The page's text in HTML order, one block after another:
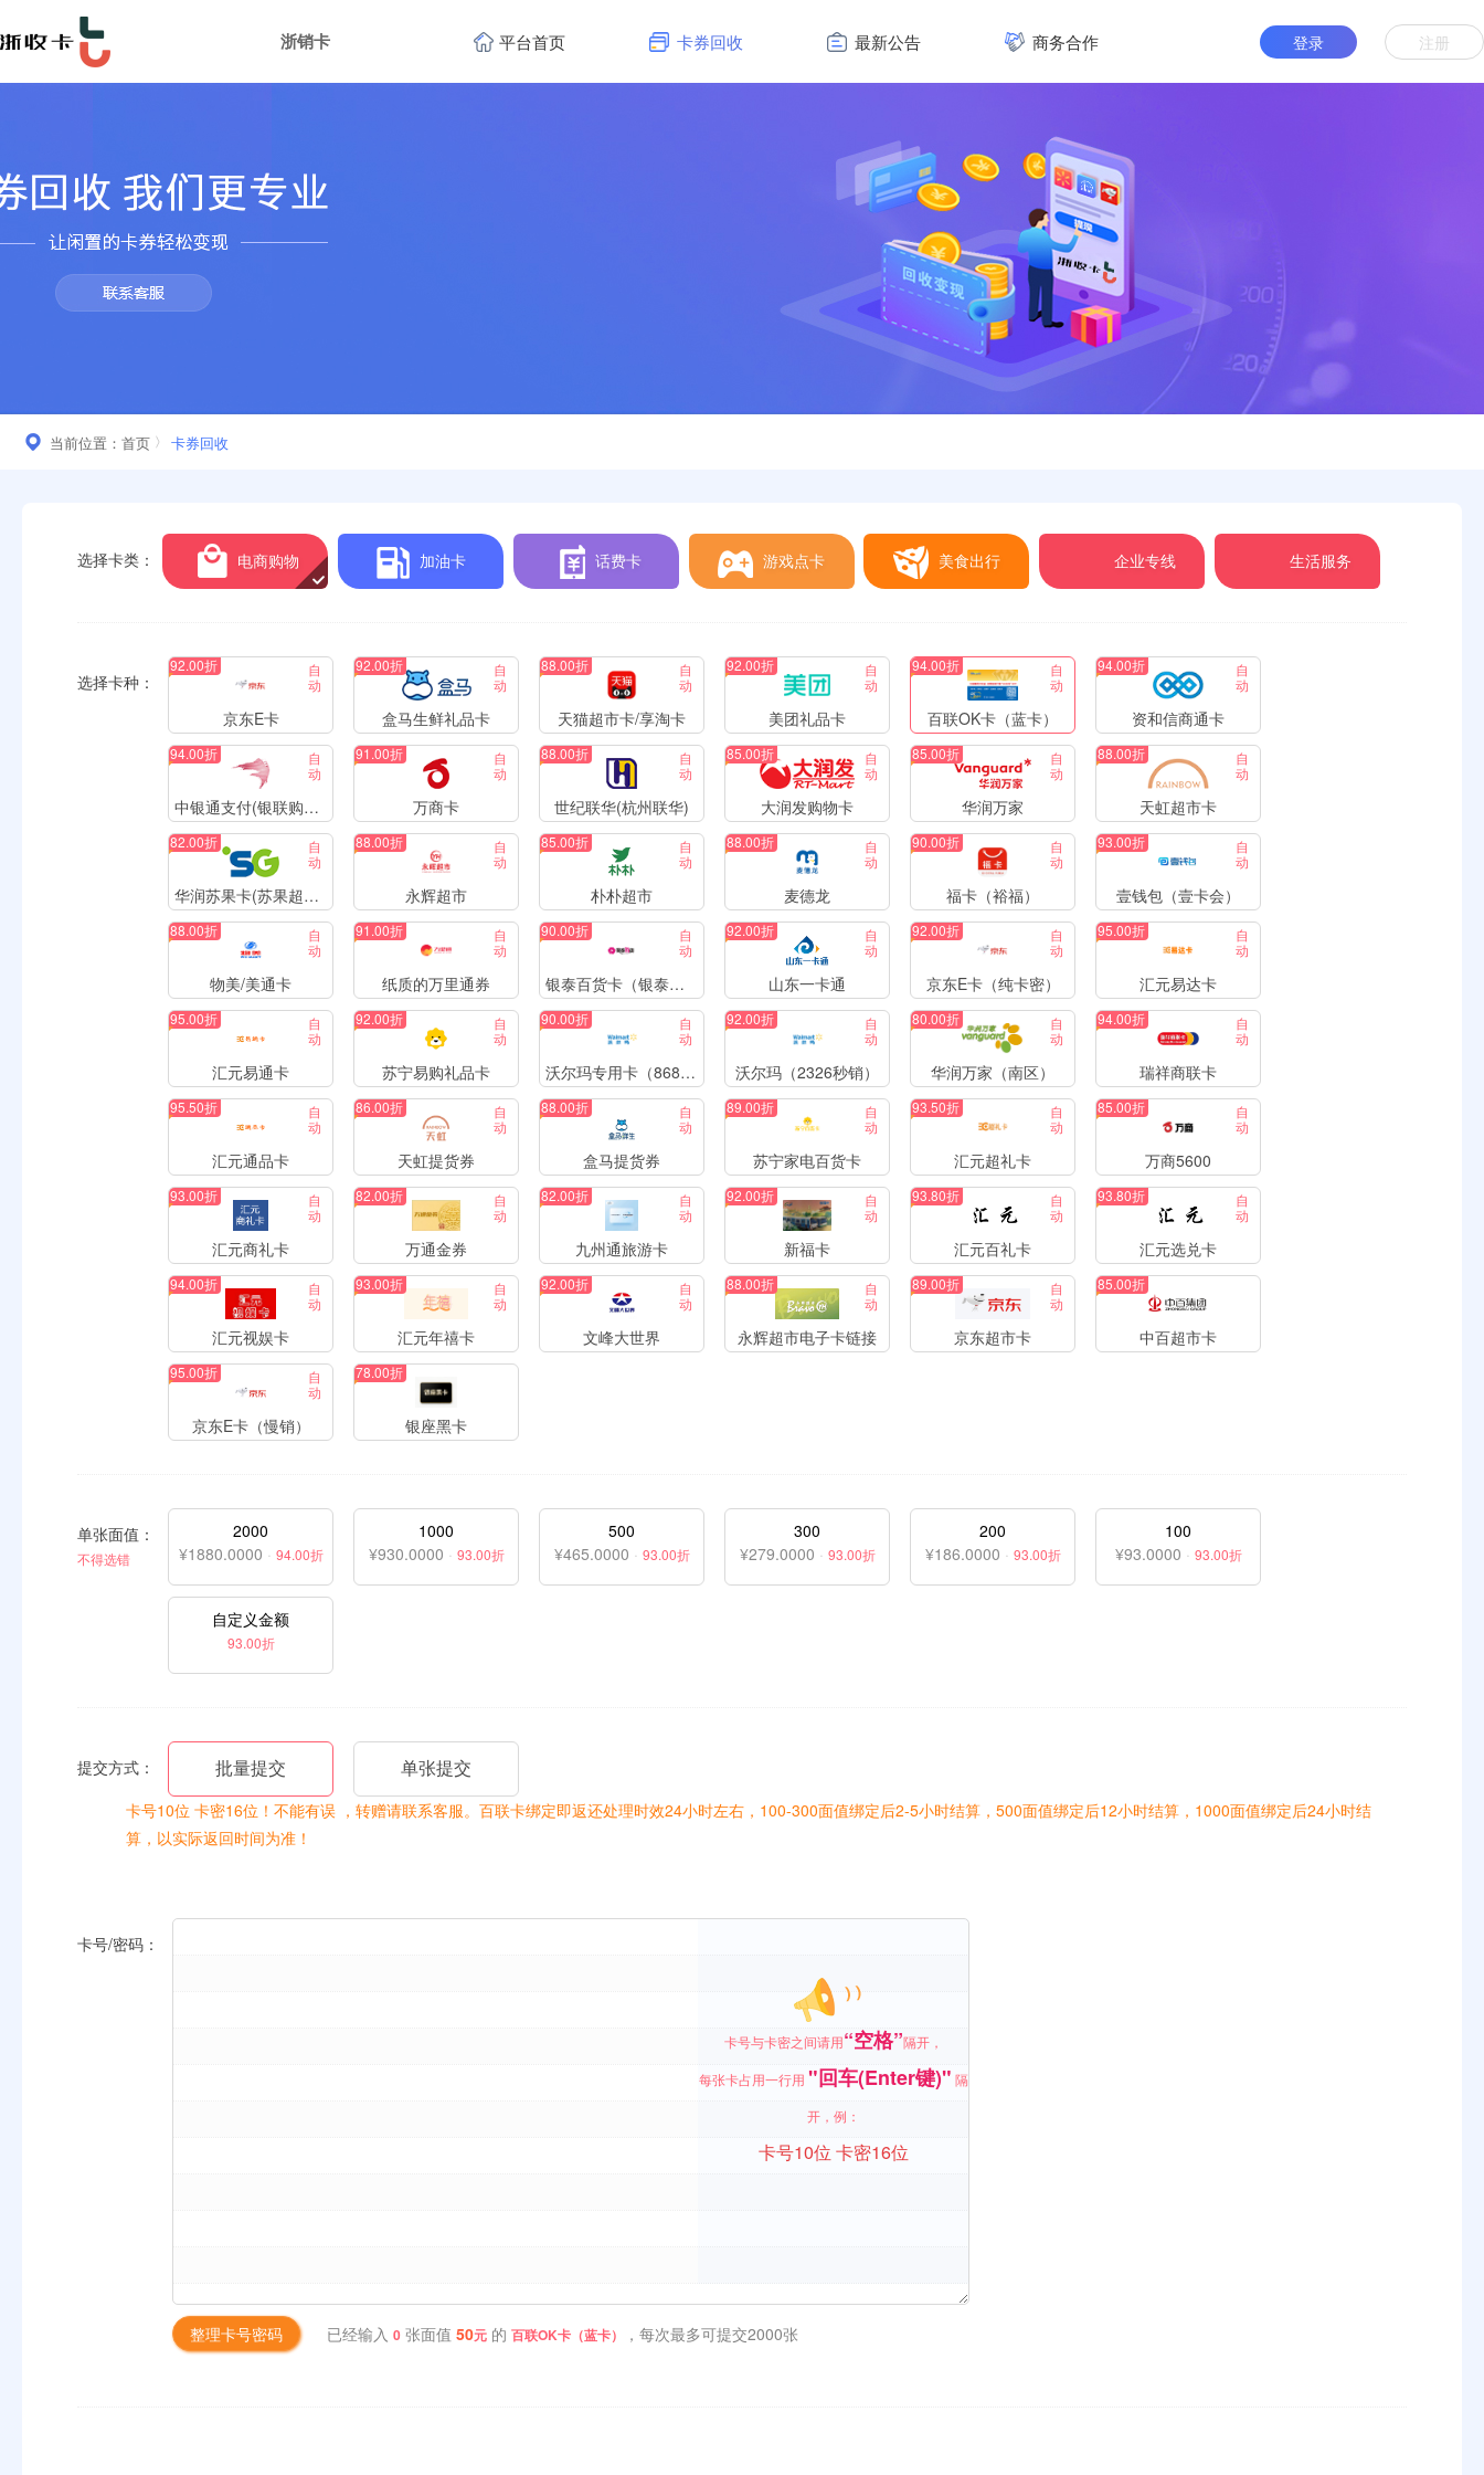
浙销卡 平台首页 卡券回收 最新公告 商务合作 登录 注册
当前位置： 首页 卡券回收
选择卡类： 电商购物 加油卡 话费卡 游戏点卡 美食出行 企业专线 生活服务
选择卡种：
92.00折
京东E卡
自
动
92.00折
盒马生鲜礼品卡
自
动
88.00折
天猫超市卡/享淘卡
自
动
92.00折
美团礼品卡
自
动
94.00折
百联OK卡（蓝卡）
自
动
94.00折
资和信商通卡
自
动
94.00折
中银通支付(银联购物卡)
自
动
91.00折
万商卡
自
动
88.00折
世纪联华(杭州联华)
自
动
85.00折
大润发购物卡
自
动
85.00折
华润万家
自
动
88.00折
天虹超市卡
自
动
82.00折
华润苏果卡(苏果超市卡)
自
动
88.00折
永辉超市
自
动
85.00折
朴朴超市
自
动
88.00折
麦德龙
自
动
90.00折
福卡（裕福）
自
动
93.00折
壹钱包（壹卡会）
自
动
88.00折
物美/美通卡
自
动
91.00折
纸质的万里通券
自
动
90.00折
银泰百货卡（银泰卡）
自
动
92.00折
山东一卡通
自
动
92.00折
京东E卡（纯卡密）
自
动
95.00折
汇元易达卡
自
动
95.00折
汇元易通卡
自
动
92.00折
苏宁易购礼品卡
自
动
90.00折
沃尔玛专用卡（8688）
自
动
92.00折
沃尔玛（2326秒销）
自
动
80.00折
华润万家（南区）
自
动
94.00折
瑞祥商联卡
自
动
95.50折
汇元通品卡
自
动
86.00折
天虹提货券
自
动
88.00折
盒马提货券
自
动
89.00折
苏宁家电百货卡
自
动
93.50折
汇元超礼卡
自
动
85.00折
万商5600
自
动
93.00折
汇元商礼卡
自
动
82.00折
万通金券
自
动
82.00折
九州通旅游卡
自
动
92.00折
新福卡
自
动
93.80折
汇元百礼卡
自
动
93.80折
汇元选兑卡
自
动
94.00折
汇元视娱卡
自
动
93.00折
汇元年禧卡
自
动
92.00折
文峰大世界
自
动
88.00折
永辉超市电子卡链接
自
动
89.00折
京东超市卡
自
动
85.00折
中百超市卡
95.00折
京东E卡（慢销）
自
动
78.00折
银座黑卡
单张面值：
不得选错
2000
¥1880.0000 · 94.00折
1000
¥930.0000 · 93.00折
500
¥465.0000 · 93.00折
300
¥279.0000 · 93.00折
200
¥186.0000 · 93.00折
100
¥93.0000 · 93.00折
自定义金额
93.00折
提交方式： 批量提交 单张提交
卡号10位 卡密16位！不能有误 ，转赠请联系客服。百联卡绑定即返还处理时效24小时左右，100-300面值绑定后2-5小时结算，500面值绑定后12小时结算，1000面值绑定后24小时结
算，以实际返回时间为准！
卡号/密码：
卡号与卡密之间请用“空格”隔开，
每张卡占用一行用 "回车(Enter键)" 隔
开，例：
卡号10位 卡密16位
整理卡号密码 已经输入 0 张面值 50元 的 百联OK卡（蓝卡） ，每次最多可提交2000张